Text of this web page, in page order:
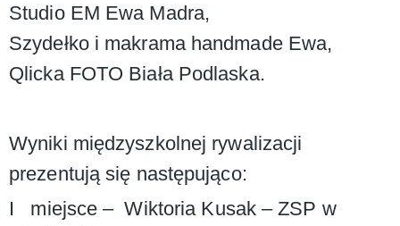
Studio EM Ewa Madra,
Szydełko i makrama handmade Ewa,
Qlicka FOTO Biała Podlaska.
Wyniki międzyszkolnej rywalizacji
prezentują się następująco:
I miejsce – Wiktoria Kusak – ZSP w